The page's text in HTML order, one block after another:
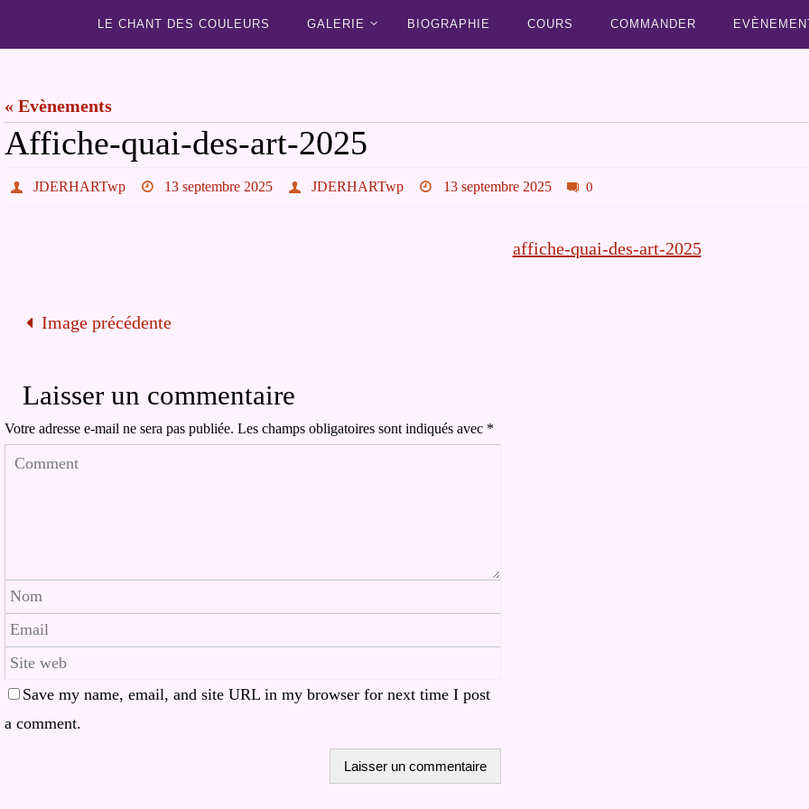
vers
contenu
LE CHANT DES COULEURS GALERIE BIOGRAPHIE COURS COMMANDER
« Evènements
Affiche-quai-des-art-2025
JDERHARTwp 13 septembre 2025 JDERHARTwp 13 septembre 2025 0
affiche-quai-des-art-2025
Image précédente
Laisser un commentaire
Votre adresse e-mail ne sera pas publiée. Les champs obligatoires sont indiqués avec *
Save my name, email, and site URL in my browser for next time I post
a comment.